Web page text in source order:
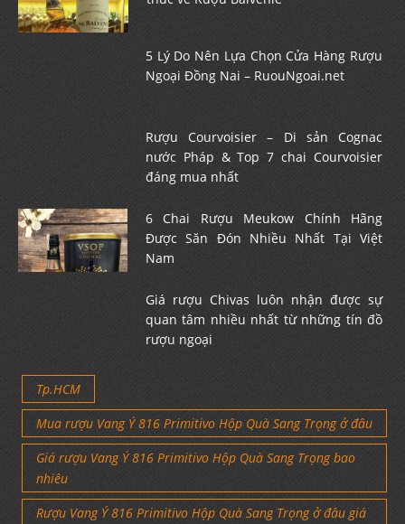
5 Lý Do Nên Lựa Chọn Cửa Hàng Rượu
Ngoại Đồng Nai – RuouNgoai.net
Rượu Courvoisier – Di sản Cognac
nước Pháp & Top 7 chai Courvoisier
đáng mua nhất
6 Chai Rượu Meukow Chính Hãng
Được Săn Đón Nhiều Nhất Tại Việt
Nam
Giá rượu Chivas luôn nhận được sự
quan tâm nhiều nhất từ những tín đồ
rượu ngoại
Tp.HCM
Mua rượu Vang Ý 816 Primitivo Hộp Quà Sang Trọng ở đâu
Giá rượu Vang Ý 816 Primitivo Hộp Quà Sang Trọng bao
nhiêu
Rượu Vang Ý 816 Primitivo Hộp Quà Sang Trọng ở đâu giá